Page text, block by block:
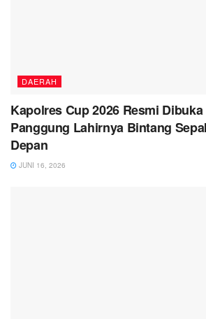
DAERAH
Kapolres Cup 2026 Resmi
Panggung Lahirnya Bintang
Depan
JUNI 16, 2026